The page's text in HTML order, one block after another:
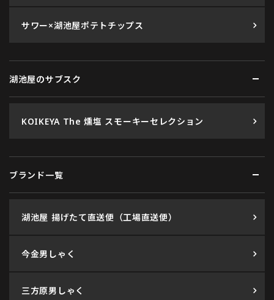
サワー×湖池屋ポテトチップス
湖池屋のサブスク
KOIKEYA The 燻塩 スモーキーセレクション
ブランド一覧
湖池屋 揚げたて直送便（工場直送便）
今金男しゃく
三方原男しゃく